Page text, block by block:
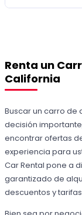
Renta un
California
Buscar un carro de
decisión
encontrar ofertas
experiencia para
Car Rental pone a
garantizado de
descuentos y